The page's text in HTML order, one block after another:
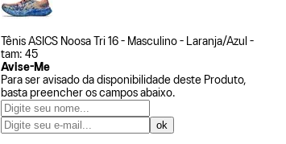
Tênis ASICS Noosa Tri 16 - Masculino - Laranja/Azul -
tam: 45
Avise-Me
Para ser avisado da disponibilidade deste Produto,
basta preencher os campos abaixo.